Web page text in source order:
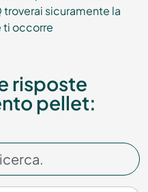
troverai sicuramente la
ti occorre
risposte
pellet: